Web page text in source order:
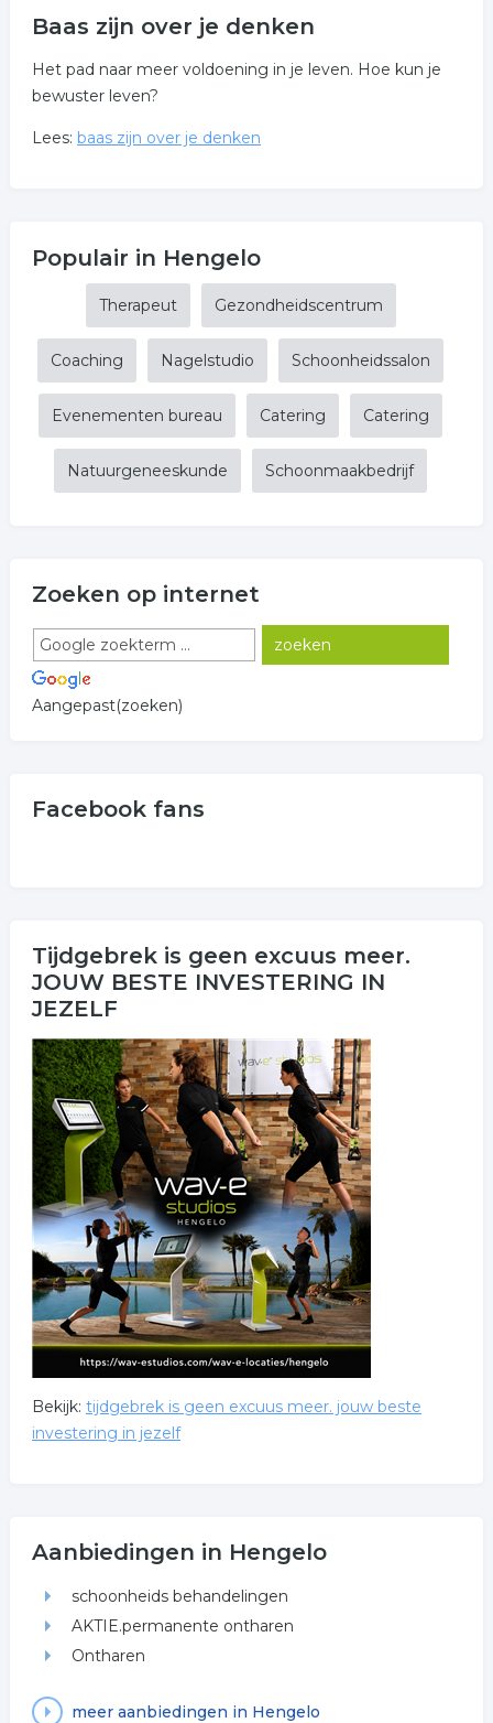
Baas zijn over je denken
Het pad naar meer voldoening in je leven. Hoe kun je
bewuster leven?
Lees: baas zijn over je denken
Populair in Hengelo
Therapeut Gezondheidscentrum
Coaching Nagelstudio Schoonheidssalon
Evenementen bureau Catering Catering
Natuurgeneeskunde Schoonmaakbedrijf
Zoeken op internet
Aangepast(zoeken)
Facebook fans
Tijdgebrek is geen excuus meer.
JOUW BESTE INVESTERING IN
JEZELF
Bekijk: tijdgebrek is geen excuus meer. jouw beste
investering in jezelf
Aanbiedingen in Hengelo
schoonheids behandelingen
AKTIE.permanente ontharen
Ontharen
meer aanbiedingen in Hengelo